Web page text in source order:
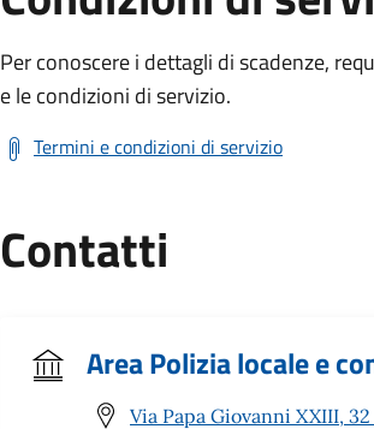
Per conoscere i dettagli di scadenze,
e le condizioni di servizio.
Termini e condizioni di servizio
Contatti
Area Polizia locale e
Via Papa Giovanni XXIII,